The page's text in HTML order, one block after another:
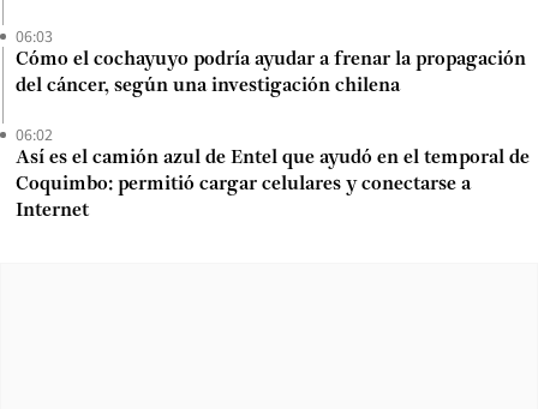
06:03
Cómo el cochayuyo podría ayudar a frenar la propagación
del cáncer, según una investigación chilena
06:02
Así es el camión azul de Entel que ayudó en el temporal de
Coquimbo: permitió cargar celulares y conectarse a
Internet